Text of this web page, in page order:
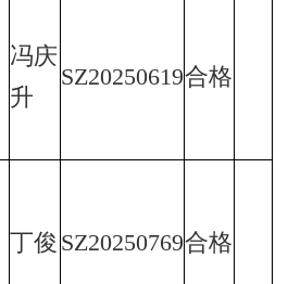
冯庆
升
SZ20250619合格
丁俊 SZ20250769合格